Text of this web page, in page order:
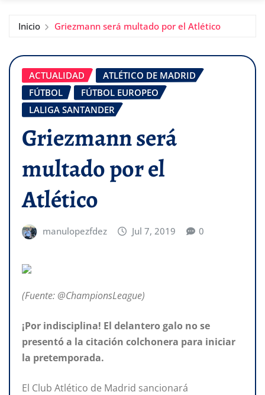
Inicio Griezmann será multado por el Atlético
ACTUALIDAD
ATLÉTICO DE MADRID
FÚTBOL
FÚTBOL EUROPEO
LALIGA SANTANDER
Griezmann será
multado por el
Atlético
manulopezfdez Jul 7, 2019 0
(Fuente: @ChampionsLeague)
¡Por indisciplina! El delantero galo no se
presentó a la citación colchonera para iniciar
la pretemporada.
El Club Atlético de Madrid sancionará